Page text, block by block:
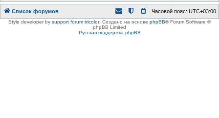
Список форумов Часовой пояс: UTC+03:00
Style developer by support forum tricolor, Создано на основе phpBB® Forum Software ©
phpBB Limited
Русская поддержка phpBB